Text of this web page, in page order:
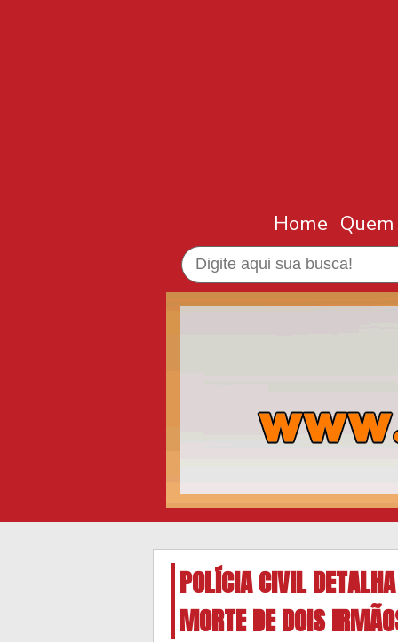
Home
POLÍCIA CIVIL
MORTE DE DOIS